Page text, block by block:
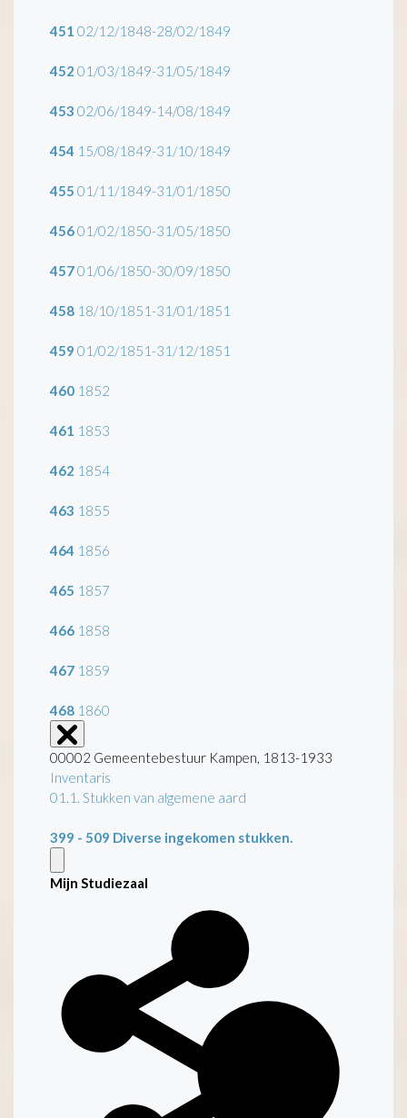
451 02/12/1848-28/02/1849
452 01/03/1849-31/05/1849
453 02/06/1849-14/08/1849
454 15/08/1849-31/10/1849
455 01/11/1849-31/01/1850
45601/02/1850-31/05/1850
45701/06/1850-30/09/1850
458 18/10/1851-31/01/1851
459 01/02/1851-31/12/1851
460 1852
461 1853
462 1854
463 1855
464 1856
465 1857
466 1858
467 1859
468 1860
00002 Gemeentebestuur Kampen, 1813-1933
Inventaris
01.1. Stukken van algemene aard
399 - 509 Diverse ingekomen stukken.
Mijn Studiezaal